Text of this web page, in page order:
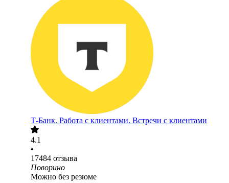
Т-Банк. Работа с клиентами. Встречи с клиентами
4.1
•
17484 отзыва
Поворино
Можно без резюме